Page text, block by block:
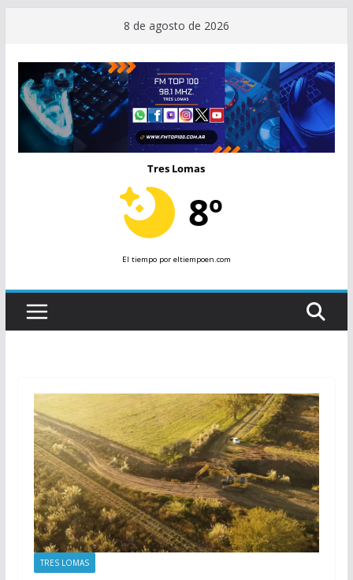
contenido
8 de agosto de 2026
Tres Lomas
8º
El tiempopor eltiempoen.com
TRES LOMAS